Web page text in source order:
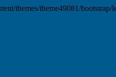
themes/theme49081/